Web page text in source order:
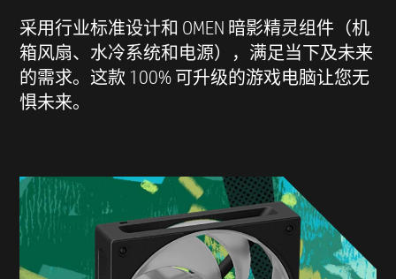
采用行业标准设计和 OMEN 暗影精灵组件（机
箱风扇、水冷系统和电源），满足当下及未来
的需求。这款 100% 可升级的游戏电脑让您无
惧未来。​